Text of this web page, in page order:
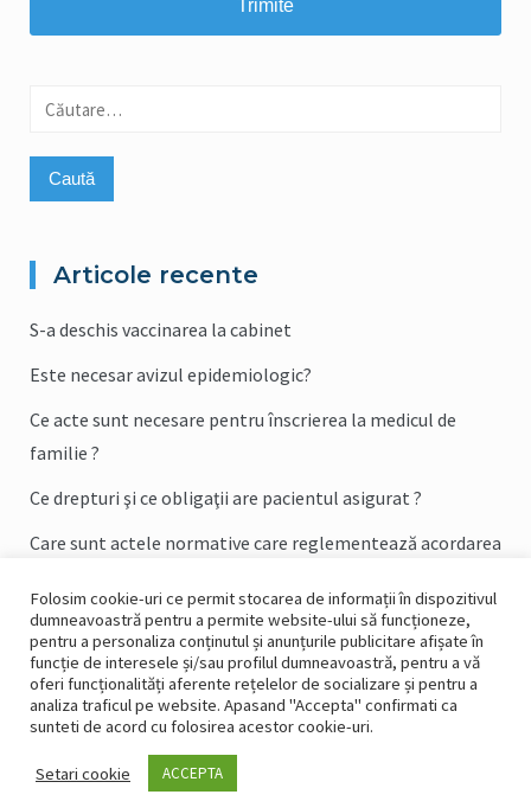
Caută
Articole recente
S-a deschis vaccinarea la cabinet
Este necesar avizul epidemiologic?
Ce acte sunt necesare pentru înscrierea la medicul de
familie ?
Ce drepturi şi ce obligaţii are pacientul asigurat ?
Care sunt actele normative care reglementează acordarea
sănătate ?
Echipa MedicalaServicii
ProgramariContact
Folosim cookie-uri ce permit stocarea de informații în dispozitivul
dumneavoastră pentru a permite website-ului să funcționeze,
pentru a personaliza conținutul și anunțurile publicitare afișate în
funcție de interesele și/sau profilul dumneavoastră, pentru a vă
oferi funcționalități aferente rețelelor de socializare și pentru a
analiza traficul pe website. Apasand "Accepta" confirmati ca
sunteti de acord cu folosirea acestor cookie-uri.
Setari cookie ACCEPTA